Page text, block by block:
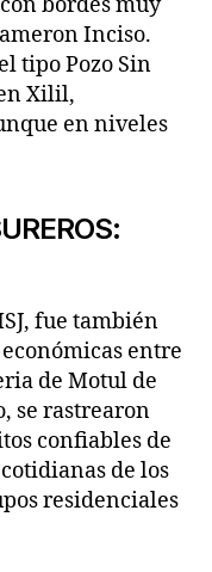
Inciso.
tipo Pozo Sin
Xilil,
en niveles
fue también
entre
de Motul de
se rastrearon
confiables de
de los
residenciales